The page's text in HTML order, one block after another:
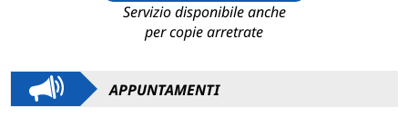
Servizio disponibile anche
per copie arretrate
APPUNTAMENTI